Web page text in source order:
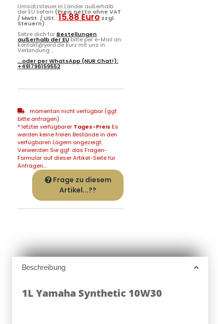
Umsatzsteuer in Länder außerhalb
der EU liefern (Preis netto ohne VAT
/ MwSt. / USt.:15.88 Euro zzgl.
Steuern) .
Setze dich für Bestellungen
außerhalb der EUbitte per e-Mail an
kontakt@yerd.de kurz mit uns in
Verbindung ...
...oder perWhatsApp (NUR Chat!):
+491796159552
momentan nicht verfügbar (ggf.
bitte anfragen)
* letzter verfügbarer Tages-Preis Es
werden keine freien Bestände in den
verfügbaren Lägern angezeigt.
Verwenden Sie ggf. das Fragen-
Formular auf dieser Artikel-Seite für
Anfragen...
Frage zu diesem
Artikel...??
Beschreibung
1L Yamaha Synthetic 10W30